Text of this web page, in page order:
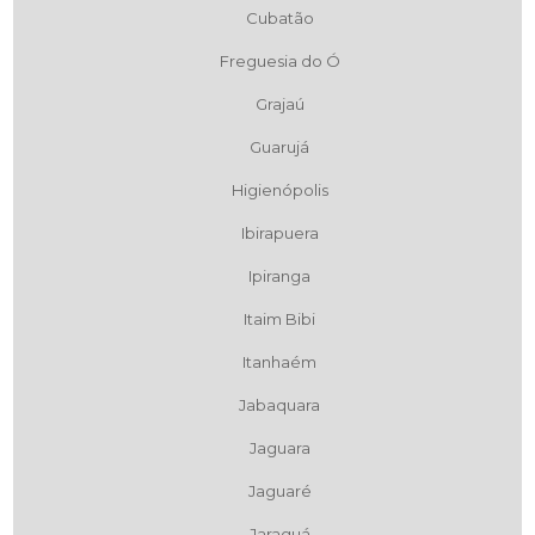
Cubatão
Freguesia do Ó
Grajaú
Guarujá
Higienópolis
Ibirapuera
Ipiranga
Itaim Bibi
Itanhaém
Jabaquara
Jaguara
Jaguaré